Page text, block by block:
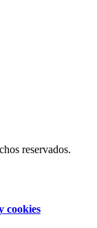
reservados.
cookies